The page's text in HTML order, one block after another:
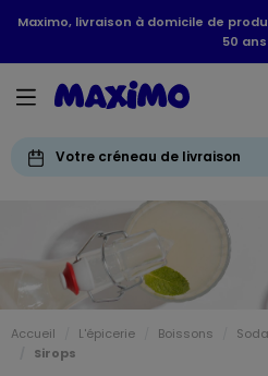
Maximo, livraison à domicile de
50 ans
Votre créneau de livraison
Accueil L'épicerie Boissons
Sirops